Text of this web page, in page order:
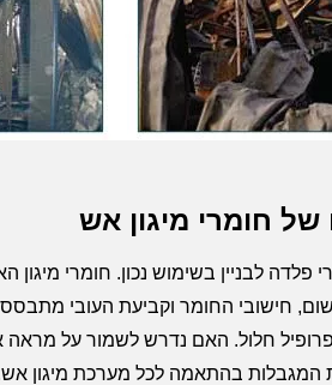
של חומרי מיגון אש
לבניין בשימוש נכון. חומרי מיגון
חישובי החומר וקביעת העובי
חלול. האם נדרש לשמור על
המגבלות בהתאמה לכל מערכת מיגון